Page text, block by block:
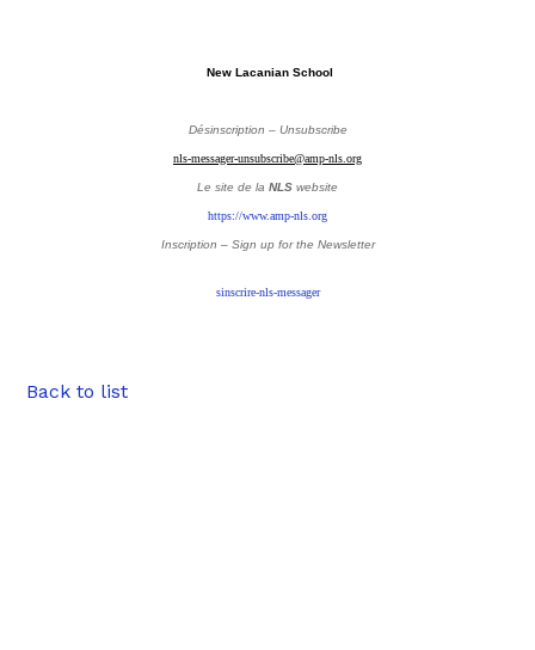
New Lacanian School
Désinscription – Unsubscribe
nls-messager-unsubscribe@amp-nls.org
Le site de la NLS website
https://www.amp-nls.org
Inscription – Sign up for the Newsletter
sinscrire-nls-messager
Back to list